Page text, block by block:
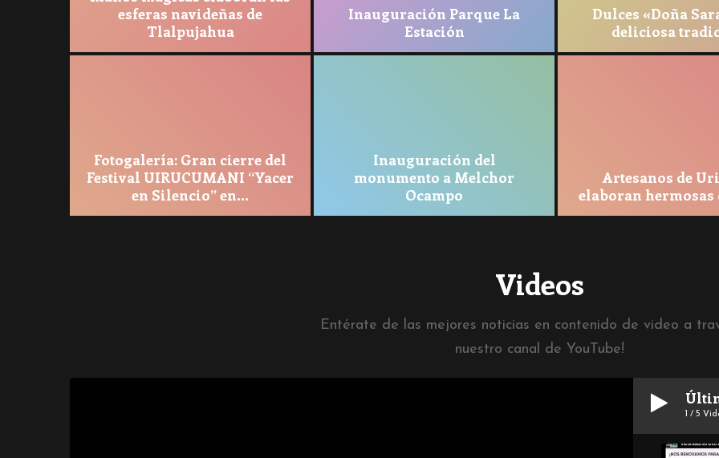
esferas navideñas de
Tlalpujahua
Fotogalería: Gran cierre del
Festival UIRUCUMANI “Yacer
en Silencio” en...
Inauguración Parque La
Estación
Inauguración del
monumento a Melchor
Ocampo
Dulces «Doña
deliciosa
Artesanos de
elaboran hermosas
Videos
Entérate de las mejores noticias en contenido de video a
nuestro canal de YouTube!
/ 5